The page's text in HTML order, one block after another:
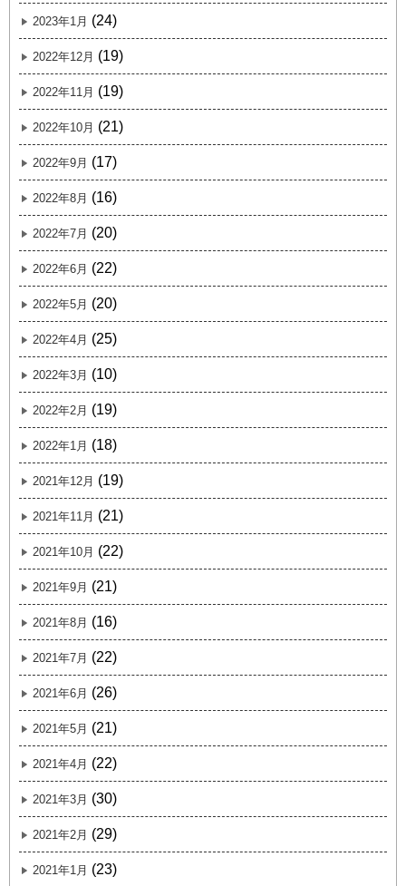
2023年1月 (24)
2022年12月 (19)
2022年11月 (19)
2022年10月 (21)
2022年9月 (17)
2022年8月 (16)
2022年7月 (20)
2022年6月 (22)
2022年5月 (20)
2022年4月 (25)
2022年3月 (10)
2022年2月 (19)
2022年1月 (18)
2021年12月 (19)
2021年11月 (21)
2021年10月 (22)
2021年9月 (21)
2021年8月 (16)
2021年7月 (22)
2021年6月 (26)
2021年5月 (21)
2021年4月 (22)
2021年3月 (30)
2021年2月 (29)
2021年1月 (23)